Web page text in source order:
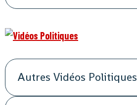
Autres Vidéos Politiques